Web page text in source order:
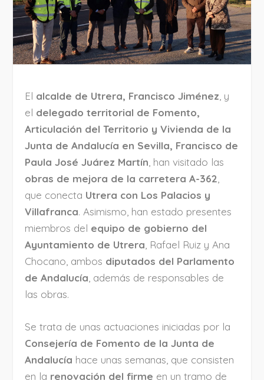
El alcalde de Utrera, Francisco Jiménez , y
el delegado territorial de Fomento,
Articulación del Territorio y Vivienda de la
Junta de Andalucía en Sevilla, Francisco de
Paula José Juárez Martín , han visitado las
obras de mejora de la carretera A-362
que conecta Utrera con Los Palacios y
Villafranca. Asimismo, han estado presentes
miembros del equipo de gobierno del
Ayuntamiento de Utrera , Rafael Ruiz y Ana
Chocano, ambos diputados del Parlamento
de Andalucía , además de responsables de
las obras.
Se trata de unas actuaciones iniciadas por la
Consejería de Fomento de la Junta de
Andalucía hace unas semanas, que consisten
en la renovación del firme en un tramo de